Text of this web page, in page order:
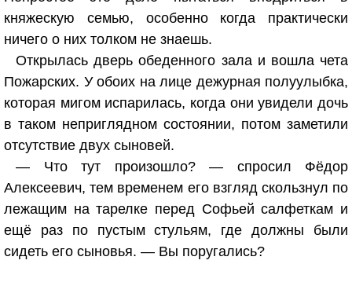
княжескую семью, особенно когда практически
ничего о них толком не знаешь.
Открылась дверь обеденного зала и вошла чета
Пожарских. У обоих на лице дежурная полуулыбка,
которая мигом испарилась, когда они увидели дочь
в таком неприглядном состоянии, потом заметили
отсутствие двух сыновей.
— Что тут произошло? — спросил Фёдор
Алексеевич, тем временем его взгляд скользнул по
лежащим на тарелке перед Софьей салфеткам и
ещё раз по пустым стульям, где должны были
сидеть его сыновья. — Вы поругались?